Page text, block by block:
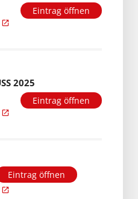
Eintrag öffnen
2025
Eintrag öffnen
Eintrag öffnen